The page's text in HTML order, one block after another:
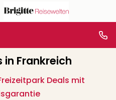
in Frankreich
Deals mit